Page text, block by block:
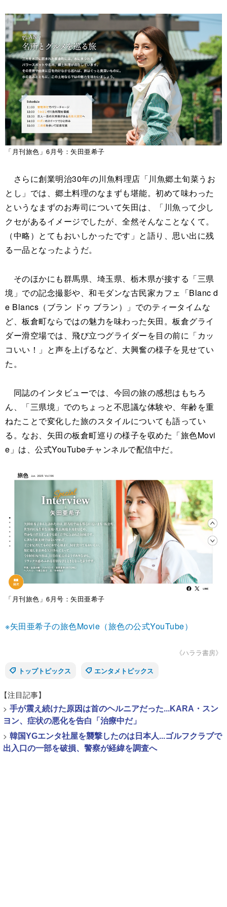
「月刊旅色」6月号：矢田亜希子
さらに創業明治30年の川魚料理店「川魚郷土旬菜うお
とし」では、郷土料理のなまずも堪能。初めて味わった
というなまずのお寿司について矢田は、「川魚って少し
クセがあるイメージでしたが、全然そんなことなくて。
（中略）とてもおいしかったです」と語り、思い出に残
る一品となったようだ。
そのほかにも群馬県、埼玉県、栃木県が接する「三県
境」での記念撮影や、和モダンな古民家カフェ「Blanc d
e Blancs（ブラン ドゥ ブラン）」でのティータイムな
ど、板倉町ならではの魅力を味わった矢田。板倉グライ
ダー滑空場では、飛び立つグライダーを目の前に「カッ
コいい！」と声を上げるなど、大興奮の様子を見せてい
た。
同誌のインタビューでは、今回の旅の感想はもちろ
ん、「三県境」でのちょっと不思議な体験や、年齢を重
ねたことで変化した旅のスタイルについても語ってい
る。なお、矢田の板倉町巡りの様子を収めた「旅色Movi
e」は、公式YouTubeチャンネルで配信中だ。
「月刊旅色」6月号：矢田亜希子
※矢田亜希子の旅色Movie（旅色の公式YouTube）
《ハララ書房》
トップトピックス
エンタメトピックス
【注目記事】
> 手が震え続けた原因は首のヘルニアだった...KARA・スン
ヨン、症状の悪化を告白「治療中だ」
> 韓国YGエンタ社屋を襲撃したのは日本人...ゴルフクラブで
出入口の一部を破損、警察が経緯を調査へ